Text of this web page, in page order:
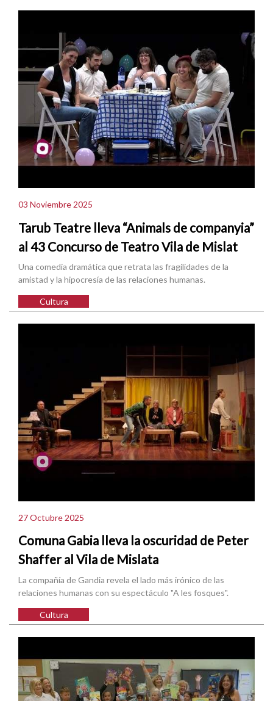
03 Noviembre 2025
Tarub Teatre lleva “Animals de companyia”
al 43 Concurso de Teatro Vila de Mislat
Una comedia dramática que retrata las fragilidades de la
amistad y la hipocresía de las relaciones humanas.
Cultura
27 Octubre 2025
Comuna Gabia lleva la oscuridad de Peter
Shaffer al Vila de Mislata
La compañía de Gandia revela el lado más irónico de las
relaciones humanas con su espectáculo "A les fosques".
Cultura